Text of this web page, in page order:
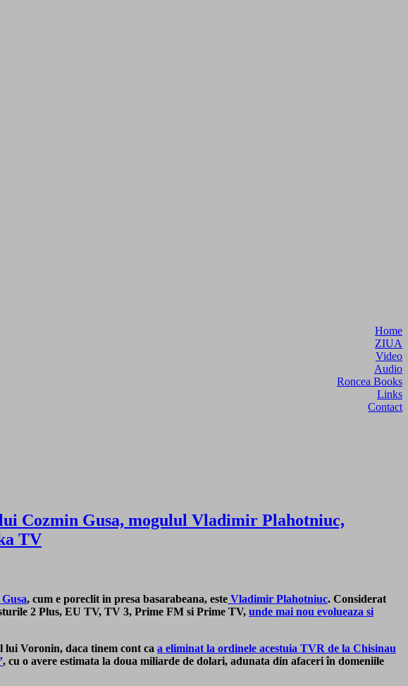
Home
ZIUA
Video
Audio
Roncea Books
Links
Contact
Cozmin Gusa, mogulul Vladimir Plahotniuc,
TV
, cum e poreclit in presa basarabeana, este Vladimir Plahotniuc. Considerat
2 Plus, EU TV, TV 3, Prime FM si Prime TV, unde mai nou evolueaza si
lui Voronin, daca tinem cont ca a eliminat la ordinele acestuia TVR de la Chisinau
, cu o avere estimata la doua miliarde de dolari, adunata din afaceri în domeniile